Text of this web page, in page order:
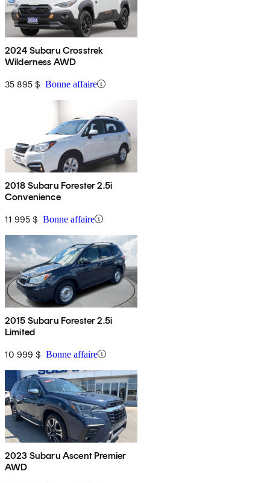
2024 Subaru Crosstrek
Wilderness AWD
35 895 $ Bonne affaire
2018 Subaru Forester 2.5i
Convenience
11 995 $ Bonne affaire
2015 Subaru Forester 2.5i
Limited
10 999 $ Bonne affaire
2023 Subaru Ascent Premier
AWD